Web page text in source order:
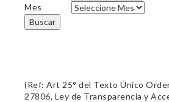
Mes
Buscar
(Ref: Art 25° del Texto Único
27806, Ley de Transparencia y